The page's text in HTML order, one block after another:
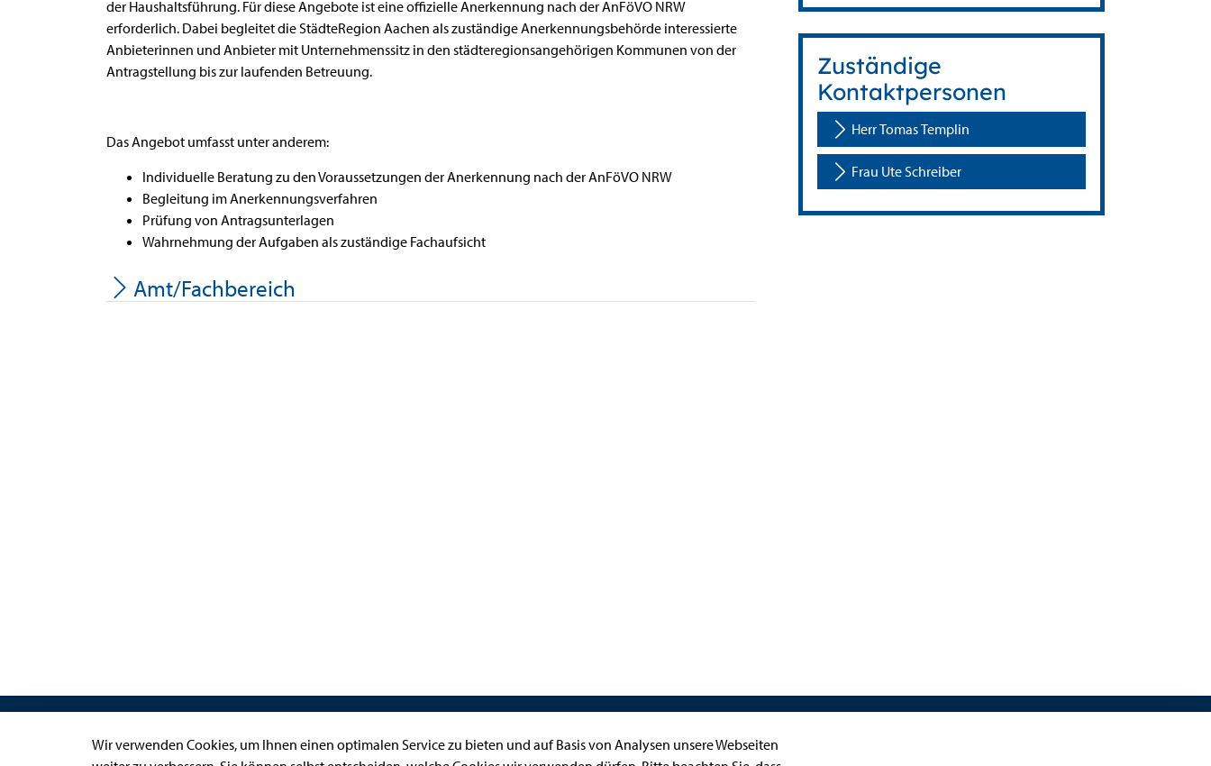
der Haushaltsführung. Für diese Angebote ist eine offizielle Anerkennung nach der AnFöVO NRW
erforderlich. Dabei begleitet die StädteRegion Aachen als zuständige Anerkennungsbehörde interessierte
Anbieterinnen und Anbieter mit Unternehmenssitz in den städteregionsangehörigen Kommunen von der
Antragstellung bis zur laufenden Betreuung.
Das Angebot umfasst unter anderem:
Individuelle Beratung zu den Voraussetzungen der Anerkennung nach der AnFöVO NRW
Begleitung im Anerkennungsverfahren
Prüfung von Antragsunterlagen
Wahrnehmung der Aufgaben als zuständige Fachaufsicht
Amt/Fachbereich
Zuständige
Kontaktpersonen
Herr Tomas Templin
Frau Ute Schreiber
Links Kontakt
Wir verwenden Cookies, um Ihnen einen optimalen Service zu bieten und auf Basis von Analysen unsere Webseiten